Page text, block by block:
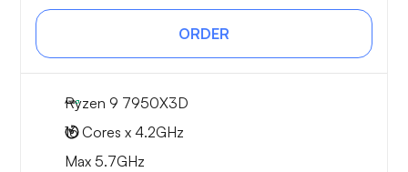
ORDER
Ryzen 9 7950X3D
16 Cores x 4.2GHz
Max 5.7GHz